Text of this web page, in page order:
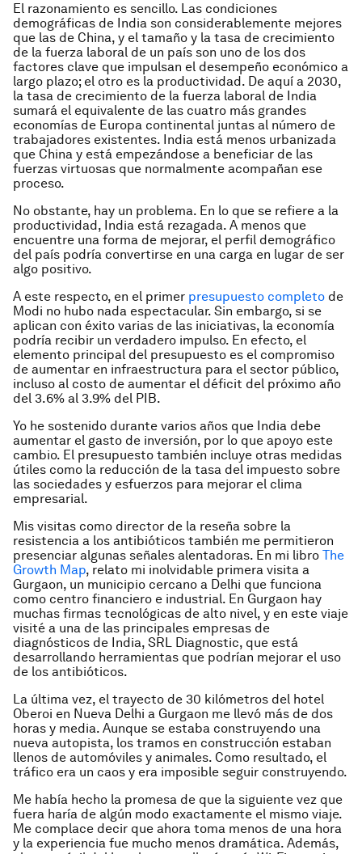
El razonamiento es sencillo. Las condiciones
demográficas de India son considerablemente mejores
que las de China, y el tamaño y la tasa de crecimiento
de la fuerza laboral de un país son uno de los dos
factores clave que impulsan el desempeño económico a
largo plazo; el otro es la productividad. De aquí a 2030,
la tasa de crecimiento de la fuerza laboral de India
sumará el equivalente de las cuatro más grandes
economías de Europa continental juntas al número de
trabajadores existentes. India está menos urbanizada
que China y está empezándose a beneficiar de las
fuerzas virtuosas que normalmente acompañan ese
proceso.
No obstante, hay un problema. En lo que se refiere a la
productividad, India está rezagada. A menos que
encuentre una forma de mejorar, el perfil demográfico
del país podría convertirse en una carga en lugar de ser
algo positivo.
A este respecto, en el primer presupuesto completo de
Modi no hubo nada espectacular. Sin embargo, si se
aplican con éxito varias de las iniciativas, la economía
podría recibir un verdadero impulso. En efecto, el
elemento principal del presupuesto es el compromiso
de aumentar en infraestructura para el sector público,
incluso al costo de aumentar el déficit del próximo año
del 3.6% al 3.9% del PIB.
Yo he sostenido durante varios años que India debe
aumentar el gasto de inversión, por lo que apoyo este
cambio. El presupuesto también incluye otras medidas
útiles como la reducción de la tasa del impuesto sobre
las sociedades y esfuerzos para mejorar el clima
empresarial.
Mis visitas como director de la reseña sobre la
resistencia a los antibióticos también me permitieron
presenciar algunas señales alentadoras. En mi libro The
Growth Map, relato mi inolvidable primera visita a
Gurgaon, un municipio cercano a Delhi que funciona
como centro financiero e industrial. En Gurgaon hay
muchas firmas tecnológicas de alto nivel, y en este viaje
visité a una de las principales empresas de
diagnósticos de India, SRL Diagnostic, que está
desarrollando herramientas que podrían mejorar el uso
de los antibióticos.
La última vez, el trayecto de 30 kilómetros del hotel
Oberoi en Nueva Delhi a Gurgaon me llevó más de dos
horas y media. Aunque se estaba construyendo una
nueva autopista, los tramos en construcción estaban
llenos de automóviles y animales. Como resultado, el
tráfico era un caos y era imposible seguir construyendo.
Me había hecho la promesa de que la siguiente vez que
fuera haría de algún modo exactamente el mismo viaje.
Me complace decir que ahora toma menos de una hora
y la experiencia fue mucho menos dramática. Además,